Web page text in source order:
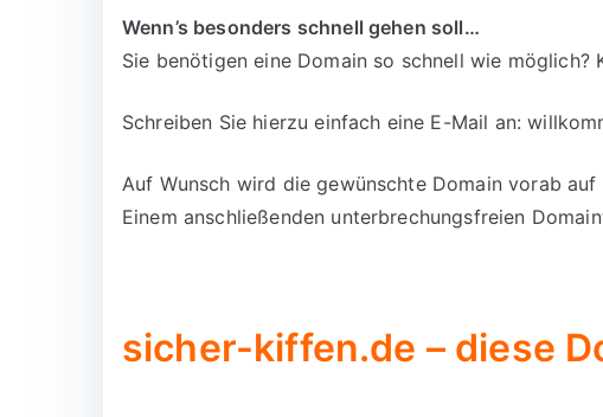
Wenn’s besonders schnell gehen soll…
Sie benötigen eine Domain so schnell wie möglich?
Schreiben Sie hierzu einfach eine E-Mail an:
Auf Wunsch wird die gewünschte Domain vorab
Einem anschließenden unterbrechungsfreien
sicher-kiffen.de – diese